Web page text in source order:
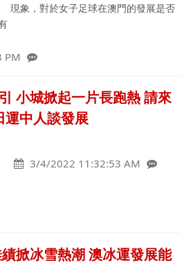
現象，對於女子足球在澳門的發展是否
PM
小城掀起一片長跑熱 請來
運中人談發展
3/4/2022 11:32:53 AM
掀冰雪熱潮 澳冰運發展能